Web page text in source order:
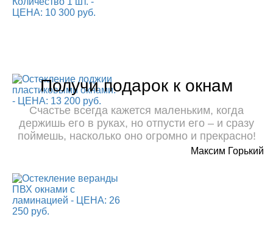
Получи подарок к окнам
Счастье всегда кажется маленьким, когда
держишь его в руках, но отпусти его – и сразу
поймешь, насколько оно огромно и прекрасно!
Максим Горький